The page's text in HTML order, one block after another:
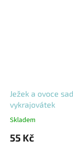
Ježek a ovoce
vykrajovátek
Skladem
55 Kč